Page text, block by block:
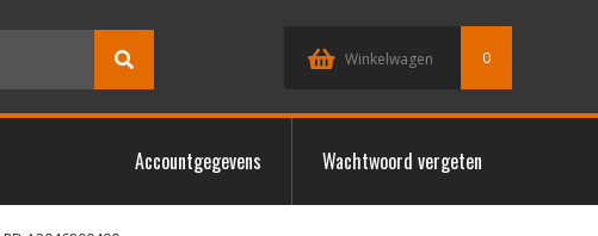
Winkelwagen 0
Accountgegevens Wachtwoord vergeten